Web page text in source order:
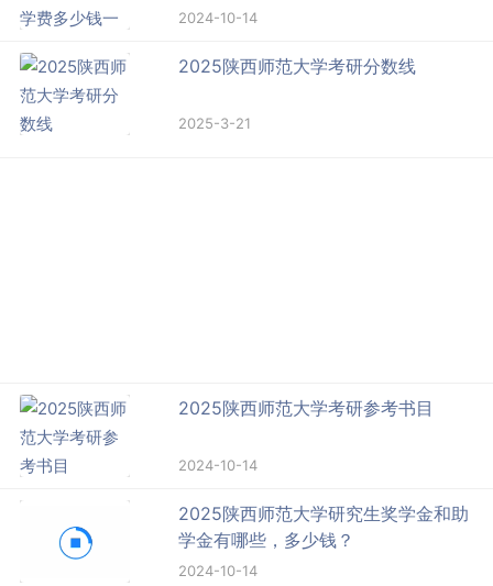
2024-10-14
2025陕西师范大学考研分数线
2025-3-21
2025陕西师范大学考研参考书目
2024-10-14
2025陕西师范大学研究生奖学金和助
学金有哪些，多少钱？
2024-10-14